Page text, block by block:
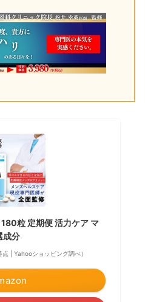
粒 定期便 活力ケア マ
成分
| Yahooショッピング調べ）